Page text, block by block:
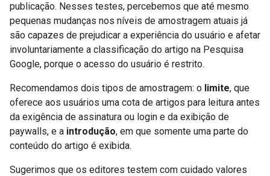
publicação. Nesses testes, percebemos que até mesmo
pequenas mudanças nos níveis de amostragem atuais já
são capazes de prejudicar a experiência do usuário e afetar
involuntariamente a classificação do artigo na Pesquisa
Google, porque o acesso do usuário é restrito.
Recomendamos dois tipos de amostragem: o limite, que
oferece aos usuários uma cota de artigos para leitura antes
da exigência de assinatura ou login e da exibição de
paywalls, e a introdução, em que somente uma parte do
conteúdo do artigo é exibida.
Sugerimos que os editores testem com cuidado valores